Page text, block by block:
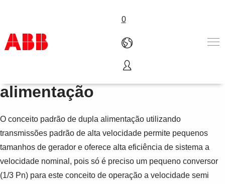
0
Produtos & Soluções
Indústrias
Sobre a ABB
Onde comprar
Contact us
Carreira
Geradores a dupla
alimentação
O conceito padrão de dupla alimentação utilizando
transmissões padrão de alta velocidade permite pequenos
tamanhos de gerador e oferece alta eficiência de sistema a
velocidade nominal, pois só é preciso um pequeno conversor
(1/3 Pn) para este conceito de operação a velocidade semi